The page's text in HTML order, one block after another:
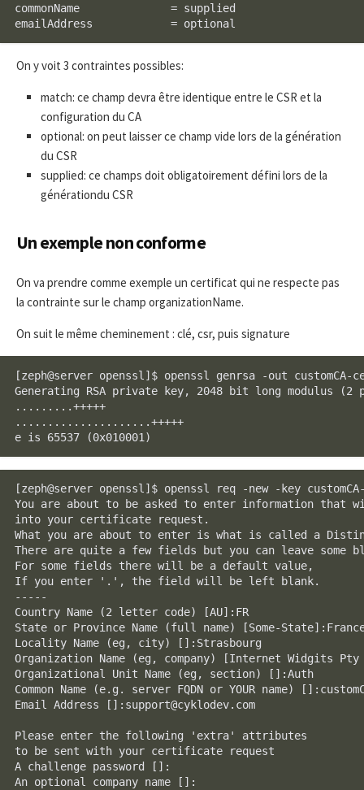
commonName              = supplied
emailAddress            = optional
On y voit 3 contraintes possibles:
match: ce champ devra être identique entre le CSR et la
configuration du CA
optional: on peut laisser ce champ vide lors de la génération
du CSR
supplied: ce champs doit obligatoirement défini lors de la
générationdu CSR
Un exemple non conforme
On va prendre comme exemple un certificat qui ne respecte pas
la contrainte sur le champ organizationName.
On suit le même cheminement : clé, csr, puis signature
[zeph@server openssl]$ openssl genrsa -out customCA-
Generating RSA private key, 2048 bit long modulus (2
.........+++++
.....................+++++
e is 65537 (0x010001)
[zeph@server openssl]$ openssl req -new -key
You are about to be asked to enter information that
into your certificate request.
What you are about to enter is what is called a
There are quite a few fields but you can leave some
For some fields there will be a default value,
If you enter '.', the field will be left blank.
-----
Country Name (2 letter code) [AU]:FR
State or Province Name (full name) [Some-
Locality Name (eg, city) []:Strasbourg
Organization Name (eg, company) [Internet Widgits
Organizational Unit Name (eg, section) []:Auth
Common Name (e.g. server FQDN or YOUR name)
Email Address []:support@cyklodev.com
Please enter the following 'extra' attributes
to be sent with your certificate request
A challenge password []:
An optional company name []: